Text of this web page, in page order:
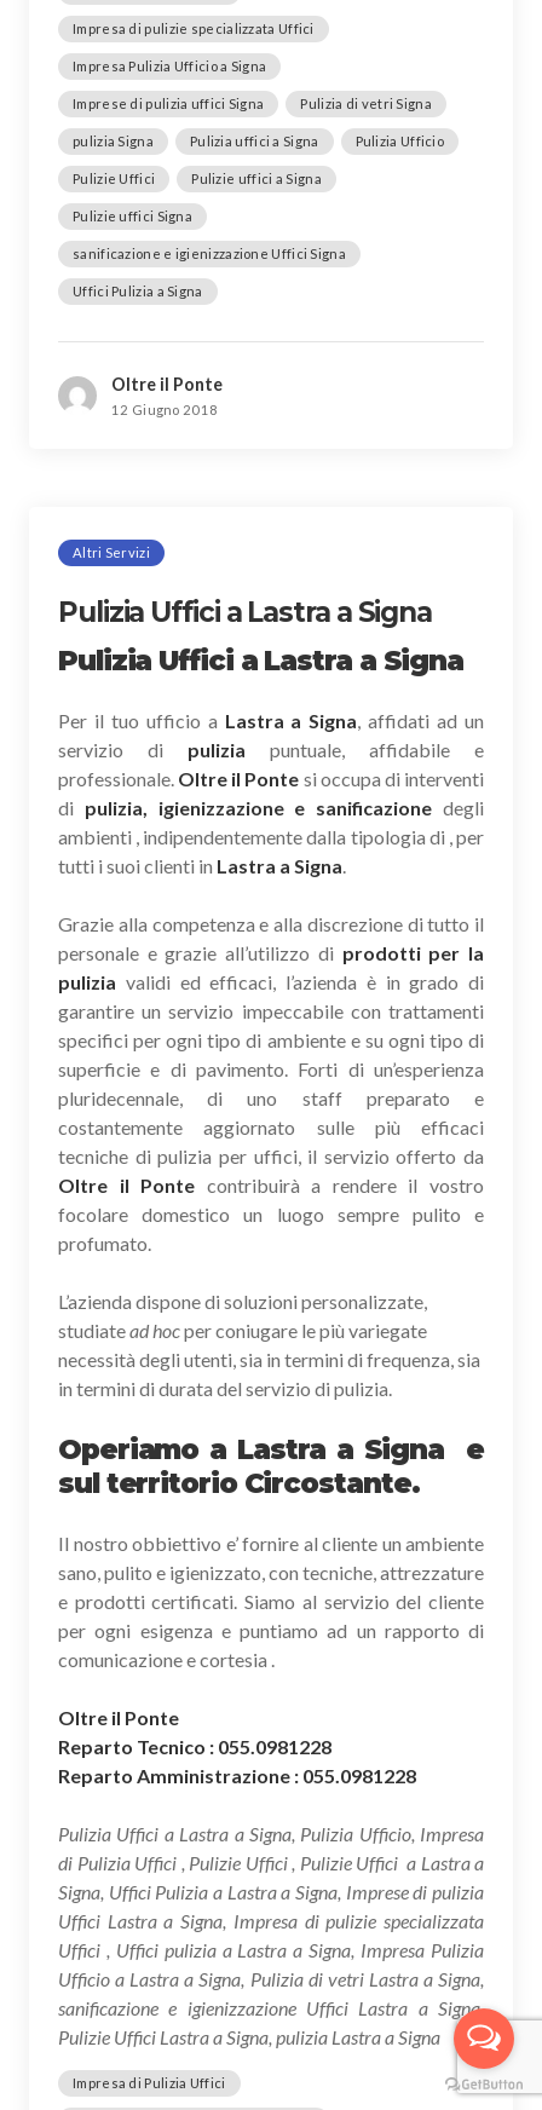
Impresa di pulizie specializzata Uffici
Impresa Pulizia Ufficio a Signa
Imprese di pulizia uffici Signa Pulizia di vetri Signa
pulizia Signa Pulizia uffici a Signa Pulizia Ufficio
Pulizie Uffici Pulizie uffici a Signa
Pulizie uffici Signa
sanificazione e igienizzazione Uffici Signa
Uffici Pulizia a Signa
Oltre il Ponte
12 Giugno 2018
Altri Servizi
Pulizia Uffici a Lastra a Signa
Pulizia Uffici a Lastra a Signa
Per il tuo ufficio a Lastra a Signa, affidati ad un
servizio di pulizia puntuale, affidabile e
professionale. Oltre il Ponte si occupa di interventi
di pulizia, igienizzazione e sanificazione degli
ambienti , indipendentemente dalla tipologia di , per
tutti i suoi clienti in Lastra a Signa.
Grazie alla competenza e alla discrezione di tutto il
personale e grazie all’utilizzo di prodotti per la
pulizia validi ed efficaci, l’azienda è in grado di
garantire un servizio impeccabile con trattamenti
specifici per ogni tipo di ambiente e su ogni tipo di
superficie e di pavimento. Forti di un’esperienza
pluridecennale, di uno staff preparato e
costantemente aggiornato sulle più efficaci
tecniche di pulizia per uffici, il servizio offerto da
Oltre il Ponte contribuirà a rendere il vostro
focolare domestico un luogo sempre pulito e
profumato.
L’azienda dispone di soluzioni personalizzate,
studiatead hocper coniugare le più variegate
necessità degli utenti, sia in termini di frequenza, sia
in termini di durata del servizio di pulizia.
Operiamo a Lastra a Signa e
sul territorio Circostante.
Il nostro obbiettivo e’ fornire al cliente un ambiente
sano, pulito e igienizzato, con tecniche, attrezzature
e prodotti certificati. Siamo al servizio del cliente
per ogni esigenza e puntiamo ad un rapporto di
comunicazione e cortesia .
Oltre il Ponte
Reparto Tecnico : 055.0981228
Reparto Amministrazione : 055.0981228
Pulizia Uffici a Lastra a Signa, Pulizia Ufficio, Impresa
di Pulizia Uffici , Pulizie Uffici , Pulizie Uffici a Lastra a
Signa, Uffici Pulizia a Lastra a Signa, Imprese di pulizia
Uffici Lastra a Signa, Impresa di pulizie specializzata
Uffici , Uffici pulizia a Lastra a Signa, Impresa Pulizia
Ufficio a Lastra a Signa, Pulizia di vetri Lastra a Signa,
sanificazione e igienizzazione Uffici Lastra a Signa,
Pulizie Uffici Lastra a Signa, pulizia Lastra a Signa
Impresa di Pulizia Uffici